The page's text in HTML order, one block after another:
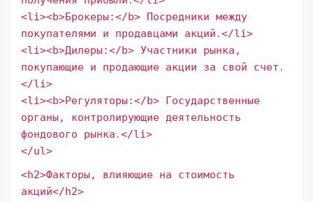
<li><b>Брокеры:</b> Посредники между
покупателями и продавцами акций․</li>
<li><b>Дилеры:</b> Участники рынка,
покупающие и продающие акции за свой счет․
</li>
<li><b>Регуляторы:</b> Государственные
органы, контролирующие деятельность
фондового рынка․</li>
</ul>
<h2>Факторы, влияющие на стоимость
акций</h2>